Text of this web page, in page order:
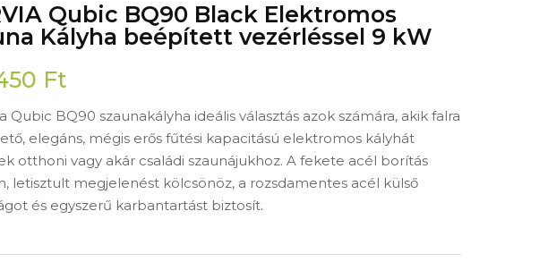
Qubic BQ90 Black Elektromos
Kályha beépített vezérléssel 9 kW
Ft
Qubic BQ90 szaunakályha ideális választás azok számára, akik falra
elegáns, mégis erős fűtési kapacitású elektromos kályhát
otthoni vagy akár családi szaunájukhoz. A fekete acél borítás
letisztult megjelenést kölcsönöz, a rozsdamentes acél külső
és egyszerű karbantartást biztosít.